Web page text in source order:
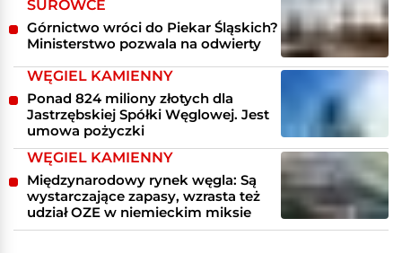
SUROWCE
Górnictwo wróci do Piekar Śląskich?
Ministerstwo pozwala na odwierty
WĘGIEL KAMIENNY
Ponad 824 miliony złotych dla
Jastrzębskiej Spółki Węglowej. Jest
umowa pożyczki
WĘGIEL KAMIENNY
Międzynarodowy rynek węgla: Są
wystarczające zapasy, wzrasta też
udział OZE w niemieckim miksie